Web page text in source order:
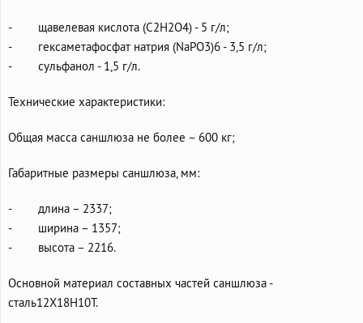
- щавелевая кислота (С2Н2О4) - 5 г/л;
- гексаметафосфат натрия (NaPO3)6 - 3,5 г/л;
- сульфанол - 1,5 г/л.
Технические характеристики:
Общая масса саншлюза не более – 600 кг;
Габаритные размеры саншлюза, мм:
- длина – 2337;
- ширина – 1357;
- высота – 2216.
Основной материал составных частей саншлюза -
сталь12Х18Н10Т.